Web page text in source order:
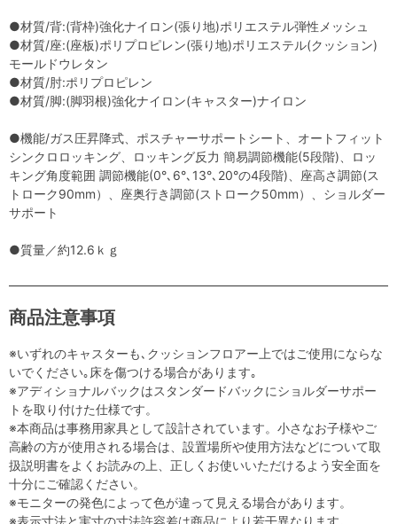
●材質/背:(背枠)強化ナイロン(張り地)ポリエステル弾性メッシュ
●材質/座:(座板)ポリプロピレン(張り地)ポリエステル(クッション)
モールドウレタン
●材質/肘:ポリプロピレン
●材質/脚:(脚羽根)強化ナイロン(キャスター)ナイロン
●機能/ガス圧昇降式、ポスチャーサポートシート、オートフィット
シンクロロッキング、ロッキング反力 簡易調節機能(5段階)、ロッ
キング角度範囲 調節機能(0°､6°､13°､20°の4段階)、座高さ調節(ス
トローク90mm）、座奥行き調節(ストローク50mm）、ショルダー
サポート
●質量／約12.6ｋｇ
商品注意事項
※いずれのキャスターも､クッションフロアー上ではご使用にならな
いでください｡床を傷つける場合があります｡
※アディショナルバックはスタンダードバックにショルダーサポー
トを取り付けた仕様です。
※本商品は事務用家具として設計されています。小さなお子様やご
高齢の方が使用される場合は、設置場所や使用方法などについて取
扱説明書をよくお読みの上、正しくお使いいただけるよう安全面を
十分にご確認ください。
※モニターの発色によって色が違って見える場合があります。